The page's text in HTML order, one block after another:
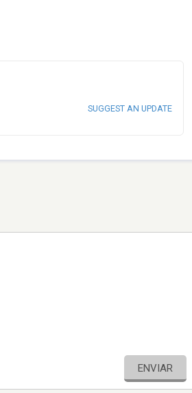
SUGGEST AN UPDATE
ENVIAR